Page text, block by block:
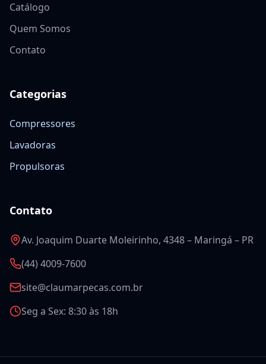
Catálogo
Quem Somos
Contato
Categorias
Compressores
Lavadoras
Propulsoras
Contato
Av. Joaquim Duarte Moleirinho, 4348 – Maringá – PR
(44) 4009-7600
site@claumarpecas.com.br
Seg a Sex: 8:30 às 18h